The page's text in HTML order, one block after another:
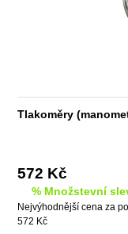
Tlakoměry
572 Kč
% Množstevní
Nejvýhodnější cena za
572 Kč